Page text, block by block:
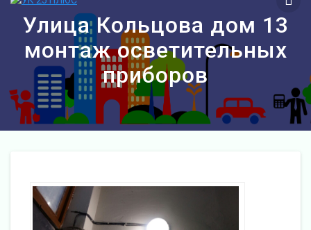
Улица Кольцова дом 13
монтаж осветительных
приборов